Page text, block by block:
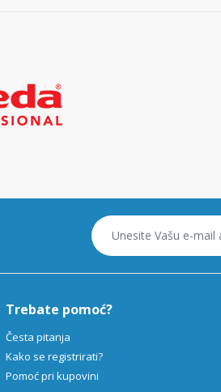
Trebate pomoć?
Česta pitanja
Kako se registrirati?
Pomoć pri kupovini